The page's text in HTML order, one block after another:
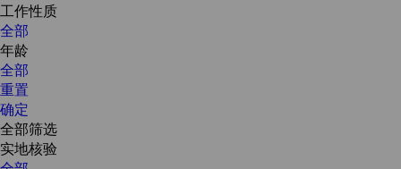
工作性质
全部
年龄
全部
重置
确定
全部筛选
实地核验